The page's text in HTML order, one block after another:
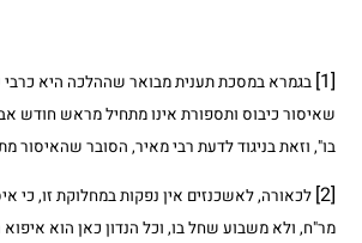
[1]
בגמרא במסכת תענית מבואר שההלכה היא כרבי
שאיסור כיבוס ותספורת אינו מתחיל מראש חודש
בו", וזאת בניגוד לדעת רבי מאיר, הסובר שהאיסור
[2]
לכאורה, לאשכנזים אין נפקות במחלוקת זו, כי
מר"ח, ולא משבוע שחל בו, וכל הנדון כאן הוא